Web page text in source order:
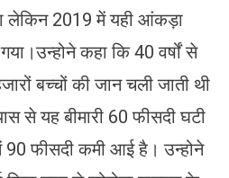
2019 में यही आंकड़ा
कहा कि 40 वर्षों से
बच्चों की जान चली जाती थी
से यह बीमारी 60 फीसदी घटी
90 फीसदी कमी आई है। उन्होने